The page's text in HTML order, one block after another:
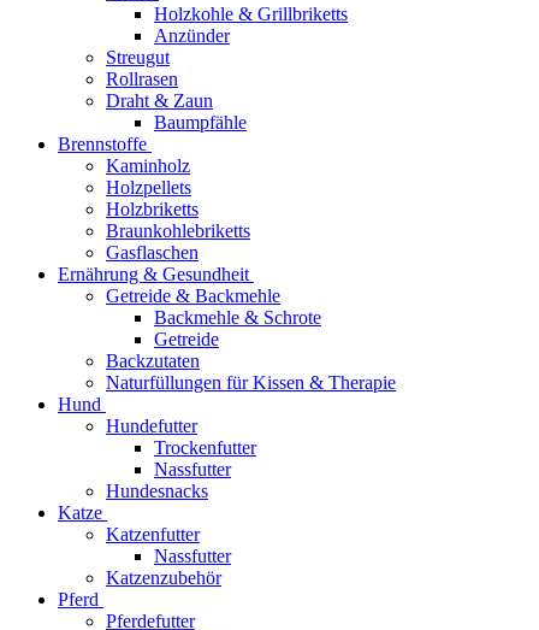
Holzkohle & Grillbriketts
Anzünder
Streugut
Rollrasen
Draht & Zaun
Baumpfähle
Brennstoffe
Kaminholz
Holzpellets
Holzbriketts
Braunkohlebriketts
Gasflaschen
Ernährung & Gesundheit
Getreide & Backmehle
Backmehle & Schrote
Getreide
Backzutaten
Naturfüllungen für Kissen & Therapie
Hund
Hundefutter
Trockenfutter
Nassfutter
Hundesnacks
Katze
Katzenfutter
Nassfutter
Katzenzubehör
Pferd
Pferdefutter